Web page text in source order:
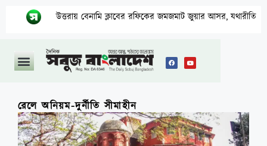
বেনামি ক্লাবের রফিকের জমজমাট জুয়ার আসর, যথারীতি নিরব প্রশাসন
রেলে অনিয়ম-দুর্নীতি সীমাহীন